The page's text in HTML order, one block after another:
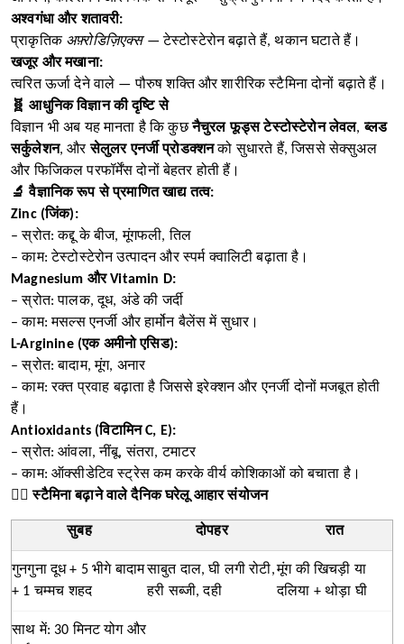
अश्वगंधा और शतावरी:
प्राकृतिक अफ़्रोडिज़िएक्स— टेस्टोस्टेरोन बढ़ाते हैं, थकान घटाते हैं।
खजूर और मखाना:
त्वरित ऊर्जा देने वाले — पौरुष शक्ति और शारीरिक स्टैमिना दोनों बढ़ाते हैं।
🧬 आधुनिक विज्ञान की दृष्टि से
विज्ञान भी अब यह मानता है कि कुछनैचुरल फूड्स टेस्टोस्टेरोन लेवल,ब्लड
सर्कुलेशन, औरसेलुलर एनर्जी प्रोडक्शनको सुधारते हैं, जिससे सेक्सुअल
और फिजिकल परफॉर्मेंस दोनों बेहतर होती हैं।
🔬 वैज्ञानिक रूप से प्रमाणित खाद्य तत्व:
Zinc (जिंक):
– स्रोत: कद्दू के बीज, मूंगफली, तिल
– काम: टेस्टोस्टेरोन उत्पादन और स्पर्म क्वालिटी बढ़ाता है।
Magnesium और Vitamin D:
– स्रोत: पालक, दूध, अंडे की जर्दी
– काम: मसल्स एनर्जी और हार्मोन बैलेंस में सुधार।
L-Arginine (एक अमीनो एसिड):
– स्रोत: बादाम, मूंग, अनार
– काम: रक्त प्रवाह बढ़ाता है जिससे इरेक्शन और एनर्जी दोनों मजबूत होती
हैं।
Antioxidants (विटामिन C, E):
– स्रोत: आंवला, नींबू, संतरा, टमाटर
– काम: ऑक्सीडेटिव स्ट्रेस कम करके वीर्य कोशिकाओं को बचाता है।
🏋️‍♂️ स्टैमिना बढ़ाने वाले दैनिक घरेलू आहार संयोजन
सुबह दोपहर रात
गुनगुना दूध + 5 भीगे बादाम
+ 1 चम्मच शहद
साबुत दाल, घी लगी रोटी,
हरी सब्जी, दही
मूंग की खिचड़ी या
दलिया + थोड़ा घी
साथ में: 30 मिनट योग और